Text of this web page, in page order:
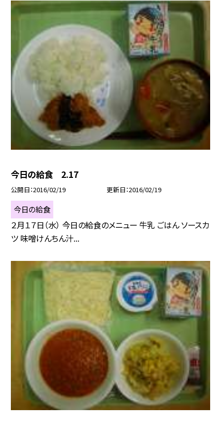
今日の給食 2.17
公開日 2016/02/19 更新日 2016/02/19
今日の給食
２月１７日（水） 今日の給食のメニュー 牛乳 ごはん ソースカ
ツ 味噌けんちん汁...